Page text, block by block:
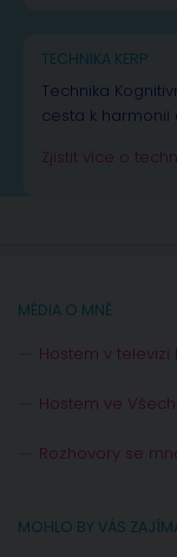
TECHNIKA KERP
Technika
cesta k harmonii
Zjistit více o
MÉDIA O MNĚ
Hostem v televizi
Hostem ve
Rozhovory se
MOHLO BY VÁS